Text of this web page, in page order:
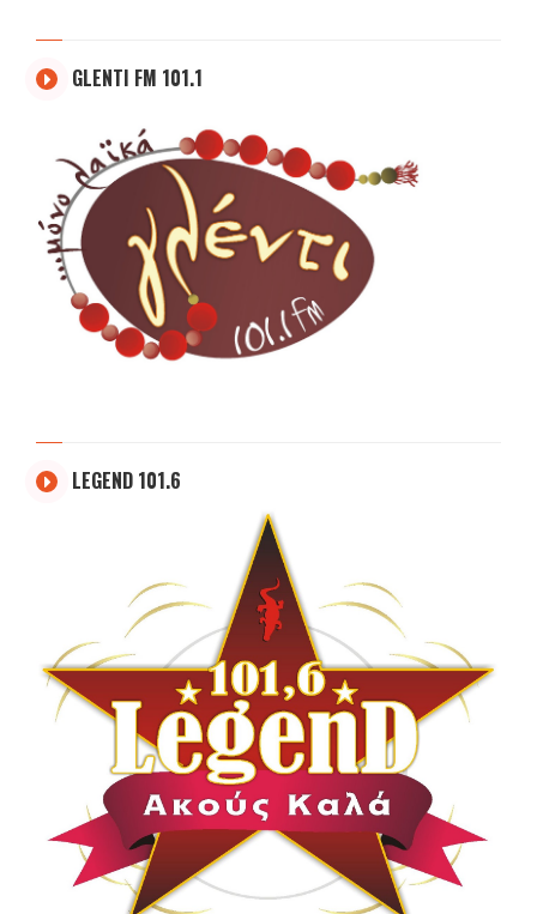
GLENTI FM 101.1
LEGEND 101.6